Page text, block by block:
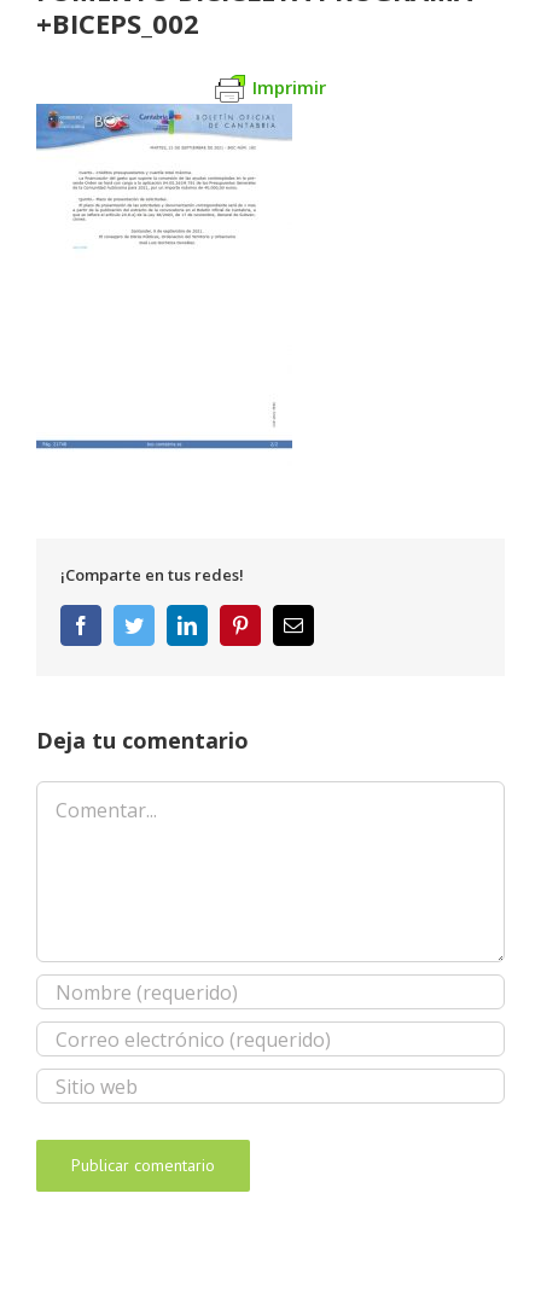
+BICEPS_002
Imprimir
¡Comparte en tus redes!
FacebookTwitterLinkedInPinterestCorreo
electrónico
Deja tu comentario
Comentar